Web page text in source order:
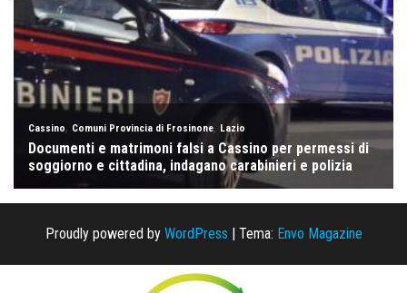
Proudly powered by WordPress | Tema: Envo Magazine